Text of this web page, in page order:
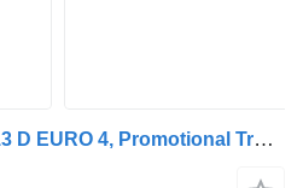
Mercedes-Benz Vario 813 D EURO 4, Promotional Truck, Manual transmission